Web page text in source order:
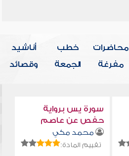
محاضرات
مفرغة
خطب
الجمعة
أناشيد
وقصائد
سورة يس برواية
حفص عن عاصم
محمد مكي
تقييم المادة: